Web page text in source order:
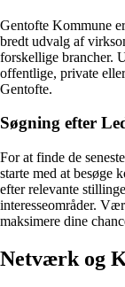
Gentofte Kommune
bredt udvalg af
forskellige brancher.
offentlige, private
Gentofte.
Søgning efter
For at finde de
starte med at besøge
efter relevante
interesseområder.
maksimere dine
Netværk og